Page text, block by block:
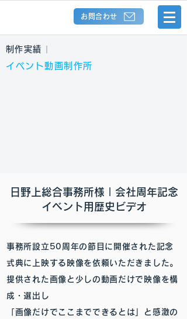
お問合わせ
制作実績
イベント動画制作所
日野上総合事務所様 | 会社周年記念
イベント用歴史ビデオ
事務所設立50周年の節目に開催された記念
式典に上映する映像を依頼いただきました。
提供された画像と少しの動画だけで映像を構
成・選出し
「画像だけでここまでできるとは」と感激の